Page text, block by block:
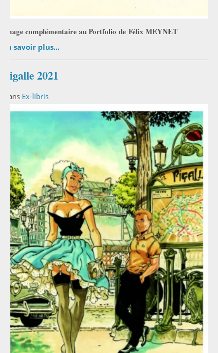
Image complémentaire au Portfolio de Félix MEYNET
En savoir plus...
Pigalle 2021
Dans Ex-libris